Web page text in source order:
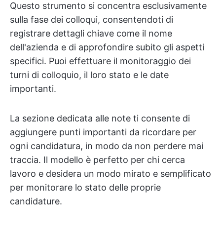
Questo strumento si concentra esclusivamente
sulla fase dei colloqui, consentendoti di
registrare dettagli chiave come il nome
dell'azienda e di approfondire subito gli aspetti
specifici. Puoi effettuare il monitoraggio dei
turni di colloquio, il loro stato e le date
importanti.
La sezione dedicata alle note ti consente di
aggiungere punti importanti da ricordare per
ogni candidatura, in modo da non perdere mai
traccia. Il modello è perfetto per chi cerca
lavoro e desidera un modo mirato e semplificato
per monitorare lo stato delle proprie
candidature.